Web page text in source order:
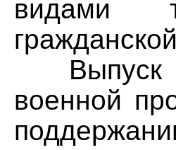
видами
Выпуск
военной